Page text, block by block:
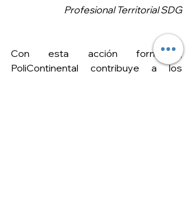
Profesional Territorial SDG
Con esta acción formativa,
PoliContinental contribuye a los